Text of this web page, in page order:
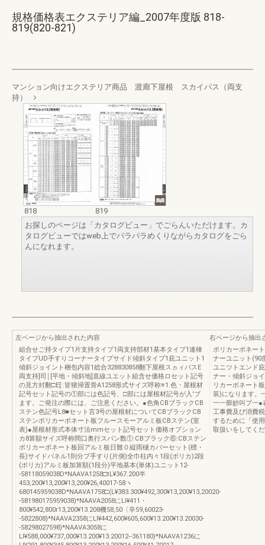
規格価格表エクステリア編_2007年度版 818-
819(820-821)
マンション向けエクステリア商品 渡廊下屋根 スカイパス（両支
持）
818
819
お探しのページは「カタログビュー」でごらんいただけます。カ
タログビューではweb上でパラパラめくりながらカタログをごら
んになれます。
左ページから抽出された内容
組合せご持タイプ1片支持タイプ1両支持部材1基本タイプ1連棟
タイプUD手すりコーナータイプサイド傾斜タイプ1庇ユニット1
傾斜ジョイント梱包内容1総合328830858翻下屋根スヵィパスE
両支持]司￨[平地・傾斜地]直線ユエット組含せ価格ロセット記号
の見方封翻□E[::皆猪掃置骨A1258形式サイズ呼称※1.色・屋根材
記号セット記号の①部には色記号、□部には屋根材記号が入'ブ
ます。ご発注の際には、ご注意ください。●色角CBブラックCB
ステン色記号L8■セット言3号の屋根材についてCBブラックCB
ステンポリカーボネート板フルースモーアルミ板CBステン(室
表)●屋根材形式本体寸法mmセット記号セット価格オプション
カ8算額サイズ呼称間口奥行スパン数①:CBブラック⑥:CBステン
ポリカーボネート板回アルミ板日難０縦雨樋カバーセット(標・
長)サイドパネル1則分ブ手すり(片側)全巾柱内々1段(ポリカ)2段
(ポリカ)アルミ板加算額(1段分)平地基本(単体)ユニット12-
-58118059038D*NAAVA1258□tL¥367.200半
453,200¥13,200¥13,200¥26,40017-58ヽ
680145959038D*NAAVA1758□(L¥383.300¥492,300¥13,200¥13,20020-
-581980175959038)*NAAVA2058にLl¥411・
800¥542,800r13,200¥13.208機58,50〔辛59,60023-
-5822808)*NAAVA2358にLl¥442,600¥605,600¥13.200¥13.20030-
-58298027598)*NAAVA3058に
Ll¥588,000¥737,000¥13.200¥13.20012--361180)*NAAVA1236に
右ページから抽出
ポリカーボネー
ナーユニット(90
ユニツトエンド
ナー・傾斜ジョ
リカーボネート
装)になります。
一一膨妙叫ブ一●
工事費及び消費
するために「使
取扱いをしてく